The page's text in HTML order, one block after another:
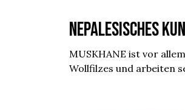
Nepalesisches
MUSKHANE ist vor
Wollfilzes und arbeiten